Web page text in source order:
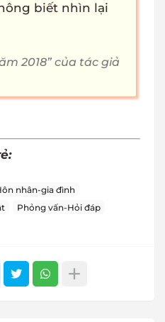
biết nhìn lại
2018” của tác giả
nhân-gia đình
Phỏng vấn-Hỏi đáp